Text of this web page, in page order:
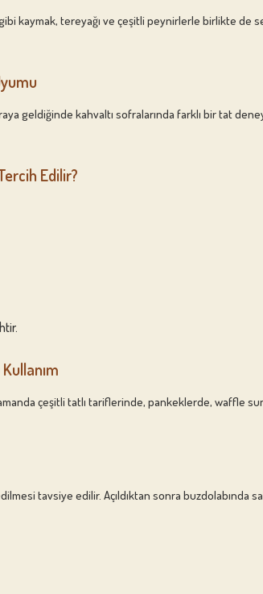
kaymak, tereyağı ve çeşitli peynirlerle birlikte de
geldiğinde kahvaltı sofralarında farklı bir tat
Edilir?
çeşitli tatlı tariflerinde, pankeklerde, waffle
tavsiye edilir. Açıldıktan sonra buzdolabında